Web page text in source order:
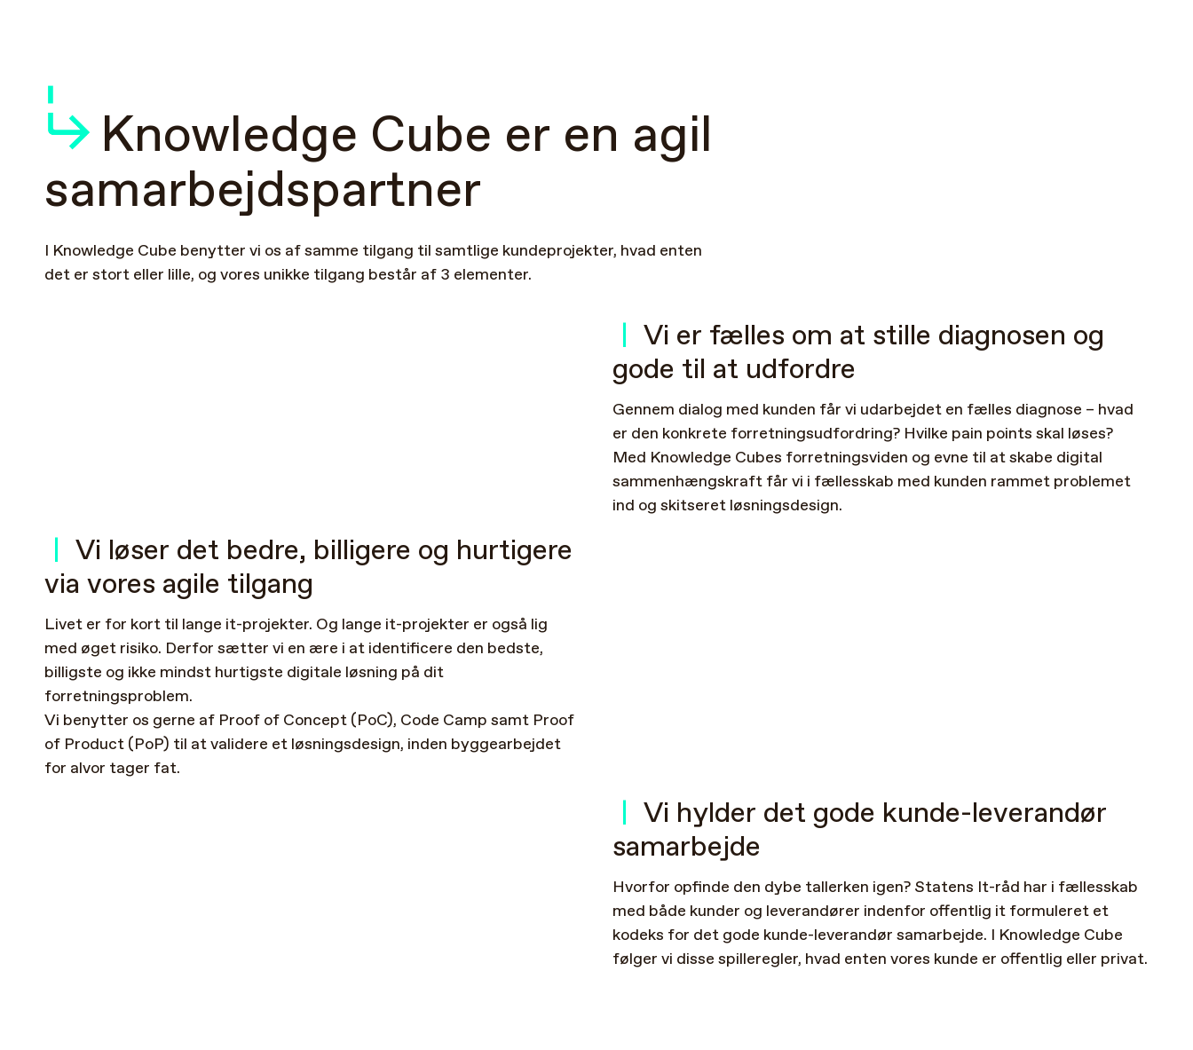
Knowledge Cube er en agil
samarbejdspartner
I Knowledge Cube benytter vi os afsamme tilgang til samtlige kundeprojekter, hvad enten
det er stort eller lille, og vores unikke tilgang består af 3 elementer.
Vi er fælles om at stille diagnosen og
gode til at udfordre
Gennem dialog med kunden får vi udarbejdet en fælles diagnose – hvad
er den konkrete forretningsudfordring? Hvilke pain points skal løses?
Med Knowledge Cubes forretningsviden og evne til atskabe digital
sammenhængskraft får vi i fællesskab med kunden rammet problemet
ind og skitseret løsningsdesign.
Vi løser det bedre, billigere og hurtigere
via vores agile tilgang
Livet er for kort til lange it-projekter. Og lange it-projekter er også lig
med øget risiko. Derfor sætter vi en ære i at identificere den bedste,
billigste og ikke mindst hurtigste digitale løsning på dit
forretningsproblem.
Vi benytter os gerne af Proof of Concept (PoC), Code Camp samt Proof
of Product (PoP) til atvalidere et løsningsdesign, inden byggearbejdet
for alvor tager fat.
Vi hylder det gode kunde-leverandør
samarbejde
Hvorfor opfinde den dybe tallerken igen? Statens It-råd har i fællesskab
med både kunder og leverandører indenfor offentlig it formuleret et
kodeks for det gode kunde-leverandør samarbejde. I Knowledge Cube
følger vi disse spilleregler, hvad enten vores kunde er offentlig eller privat.